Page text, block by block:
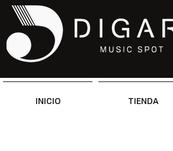
INICIO TIENDA